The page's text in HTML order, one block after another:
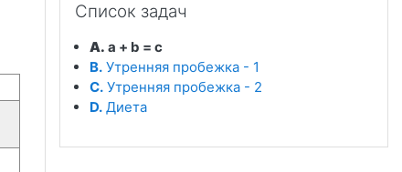
Список задач
A. a + b = c
B. Утренняя пробежка - 1
C. Утренняя пробежка - 2
D. Диета